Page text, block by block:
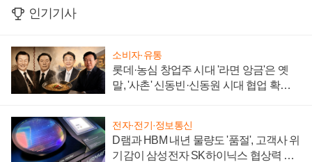
인기기사
소비자·유통
롯데·농심 창업주 시대 '라면 앙금'은 옛
말, '사촌' 신동빈·신동원 시대 협업 확대
전자·전기·정보통신
D램과 HBM 내년 물량도 '품절', 고객사 위
기감이 삼성전자 SK하이닉스 협상력 더